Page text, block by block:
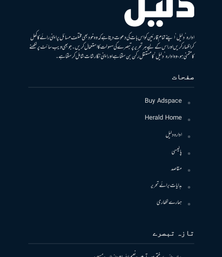
ادارہ ’دلیل‘ اپنے تمام قارئین کو اس بات کی دعوت دیتا ہے کہ وہ خود بھی مختلف مسائل پر اپنی رائے کا کھل
کر اظہار کریں اور اس کے لیے ہر تحریر پر تبصرے کی سہولت کا استعمال کریں۔ جو بھی ویب سائٹ پر لکھنے
کا متمنی ہو، وہ ادارہ ’دلیل‘ کا مستقل رکن بن سکتا ہے اور اپنی نگارشات شامل کرسکتا ہے۔
صفحات
Buy Adspace
Herald Home
ادارہ دلیل
پالیسی
مقاصد
ہدایات برائے تحریر
ہمارے لکھاری
تازہ تبصرے